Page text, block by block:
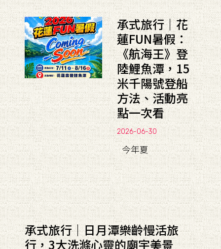
承式旅行｜花
蓮FUN暑假：
《航海王》登
陸鯉魚潭，15
米千陽號登船
方法、活動亮
點一次看
2026-06-30
今年夏
承式旅行｜日月潭樂齡慢活旅
行，3大洗滌心靈的廟宇美景